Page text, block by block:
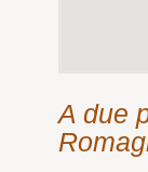
A due